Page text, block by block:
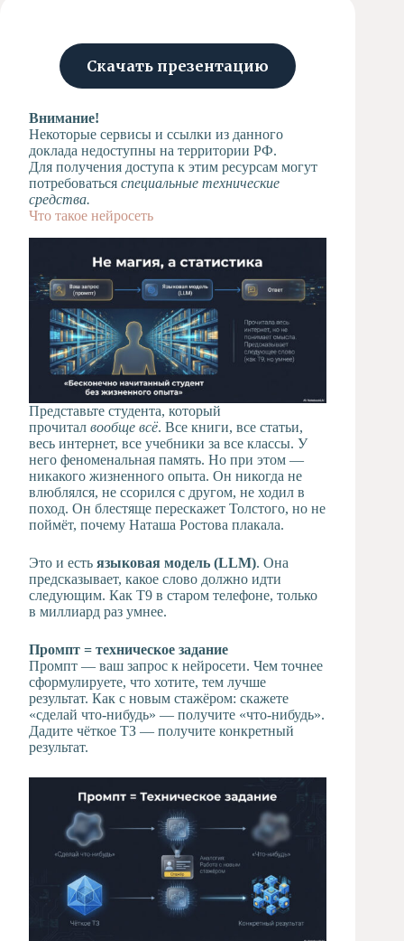
Музыкальное
Служба
Тьюторская
служба
Скачать презентацию
Внимание!
Некоторые сервисы и ссылки из данного
доклада недоступны на территории РФ.
Для получения доступа к этим ресурсам могут
потребоваться специальные технические
средства.
Что такое нейросеть
Представьте студента, который
прочитал вообще всё. Все книги, все статьи,
весь интернет, все учебники за все классы. У
него феноменальная память. Но при этом —
никакого жизненного опыта. Он никогда не
влюблялся, не ссорился с другом, не ходил в
поход. Он блестяще перескажет Толстого, но не
поймёт, почему Наташа Ростова плакала.
Это и есть языковая модель (LLM). Она
предсказывает, какое слово должно идти
следующим. Как T9 в старом телефоне, только
в миллиард раз умнее.
Промпт = техническое задание
Промпт — ваш запрос к нейросети. Чем точнее
сформулируете, что хотите, тем лучше
результат. Как с новым стажёром: скажете
«сделай что-нибудь» — получите «что-нибудь».
Дадите чёткое ТЗ — получите конкретный
результат.